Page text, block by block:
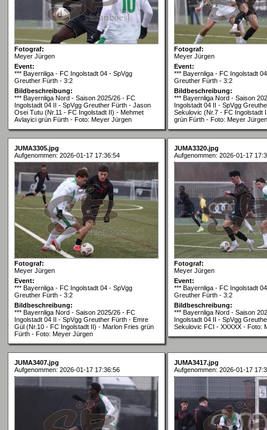
Fotograf:
Meyer Jürgen
Event:
*** Bayernliga - FC Ingolstadt 04 - SpVgg
Greuther Fürth - 3:2
Bildbeschreibung:
*** Bayernliga Nord - Saison 2025/26 - FC
Ingolstadt 04 II - SpVgg Greuther Fürth - Jason
Osei Tutu (Nr.11 - FC Ingolstadt II) - Mehmet
Avlayici grün Fürth - Foto: Meyer Jürgen
Fotograf:
Meyer Jürgen
Event:
*** Bayernliga - FC Ingolstadt
Greuther Fürth - 3:2
Bildbeschreibung:
*** Bayernliga Nord - Saison
Ingolstadt 04 II - SpVgg
Sekulovic (Nr.7 - FC Ingolstadt
grün Fürth - Foto: Meyer Jürgen
JUMA3305.jpg
Aufgenommen: 2026-01-17 17:36:54
Fotograf:
Meyer Jürgen
Event:
*** Bayernliga - FC Ingolstadt 04 - SpVgg
Greuther Fürth - 3:2
Bildbeschreibung:
*** Bayernliga Nord - Saison 2025/26 - FC
Ingolstadt 04 II - SpVgg Greuther Fürth - Emre
Gül (Nr.10 - FC Ingolstadt II) - Marlon Fries grün
Fürth - Foto: Meyer Jürgen
JUMA3320.jpg
Aufgenommen: 2026-01-17
Fotograf:
Meyer Jürgen
Event:
*** Bayernliga - FC Ingolstadt
Greuther Fürth - 3:2
Bildbeschreibung:
*** Bayernliga Nord - Saison
Ingolstadt 04 II - SpVgg
Sekulovic FCI - XXXXX - Foto:
JUMA3407.jpg
Aufgenommen: 2026-01-17 17:36:56
JUMA3417.jpg
Aufgenommen: 2026-01-17